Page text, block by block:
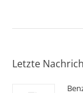
Letzte